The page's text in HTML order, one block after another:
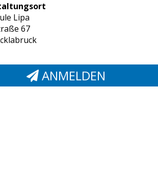
Lipa
67
ANMELDEN